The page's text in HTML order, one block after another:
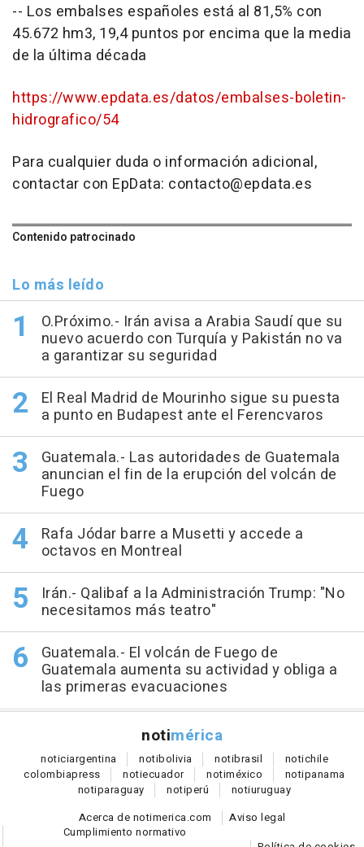
-- Los embalses españoles está al 81,5% con
45.672 hm3, 19,4 puntos por encima que la media
de la última década
https://www.epdata.es/datos/embalses-boletin-
hidrografico/54
Para cualquier duda o información adicional,
contactar con EpData: contacto@epdata.es
Contenido patrocinado
Lo más leído
O.Próximo.- Irán avisa a Arabia Saudí que su
nuevo acuerdo con Turquía y Pakistán no va
a garantizar su seguridad
El Real Madrid de Mourinho sigue su puesta
a punto en Budapest ante el Ferencvaros
Guatemala.- Las autoridades de Guatemala
anuncian el fin de la erupción del volcán de
Fuego
Rafa Jódar barre a Musetti y accede a
octavos en Montreal
Irán.- Qalibaf a la Administración Trump: "No
necesitamos más teatro"
Guatemala.- El volcán de Fuego de
Guatemala aumenta su actividad y obliga a
las primeras evacuaciones
notimérica
noticiargentina notibolivia notibrasil notichile
colombiapress notiecuador notiméxico notipanama
notiparaguay notiperú notiuruguay
Acerca de notimerica.com
Aviso legal
Cumplimiento normativo